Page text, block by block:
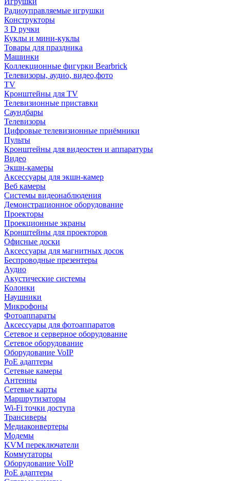
Радиоуправляемые игрушки
Конструкторы
3 D ручки
Куклы и мини-куклы
Товары для праздника
Машинки
Коллекционные фигурки Bearbrick
Телевизоры, аудио, видео,фото
TV
Кронштейны для TV
Телевизионные приставки
Саундбары
Телевизоры
Цифровые телевизионные приёмники
Пульты
Кронштейны для видеостен и аппаратуры
Видео
Экшн-камеры
Аксессуары для экшн-камер
Веб камеры
Системы видеонаблюдения
Демонстрационное оборудование
Проекторы
Проекционные экраны
Кронштейны для проекторов
Офисные доски
Аксессуары для магнитных досок
Беспроводные презентеры
Аудио
Акустические системы
Колонки
Наушники
Микрофоны
Фотоаппараты
Аксессуары для фотоаппаратов
Сетевое и серверное оборудование
Сетевое оборудование
Оборудование VoIP
PoE адаптеры
Сетевые камеры
Антенны
Сетевые карты
Маршрутизаторы
Wi-Fi точки доступа
Трансиверы
Медиаконвертеры
Модемы
KVM переключатели
Коммутаторы
Оборудование VoIP
PoE адаптеры